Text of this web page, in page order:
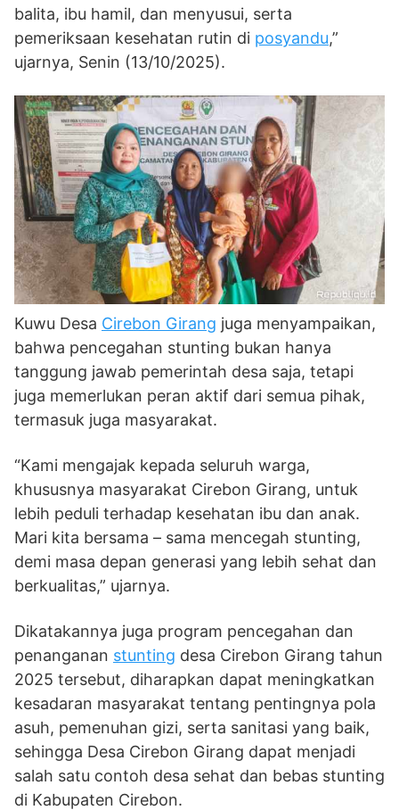
balita, ibu hamil, dan menyusui, serta
pemeriksaan kesehatan rutin di posyandu,”
ujarnya, Senin (13/10/2025).
Kuwu Desa Cirebon Girang juga menyampaikan,
bahwa pencegahan stunting bukan hanya
tanggung jawab pemerintah desa saja, tetapi
juga memerlukan peran aktif dari semua pihak,
termasuk juga masyarakat.
“Kami mengajak kepada seluruh warga,
khususnya masyarakat Cirebon Girang, untuk
lebih peduli terhadap kesehatan ibu dan anak.
Mari kita bersama – sama mencegah stunting,
demi masa depan generasi yang lebih sehat dan
berkualitas,” ujarnya.
Dikatakannya juga program pencegahan dan
penanganan stunting desa Cirebon Girang tahun
2025 tersebut, diharapkan dapat meningkatkan
kesadaran masyarakat tentang pentingnya pola
asuh, pemenuhan gizi, serta sanitasi yang baik,
sehingga Desa Cirebon Girang dapat menjadi
salah satu contoh desa sehat dan bebas stunting
di Kabupaten Cirebon.